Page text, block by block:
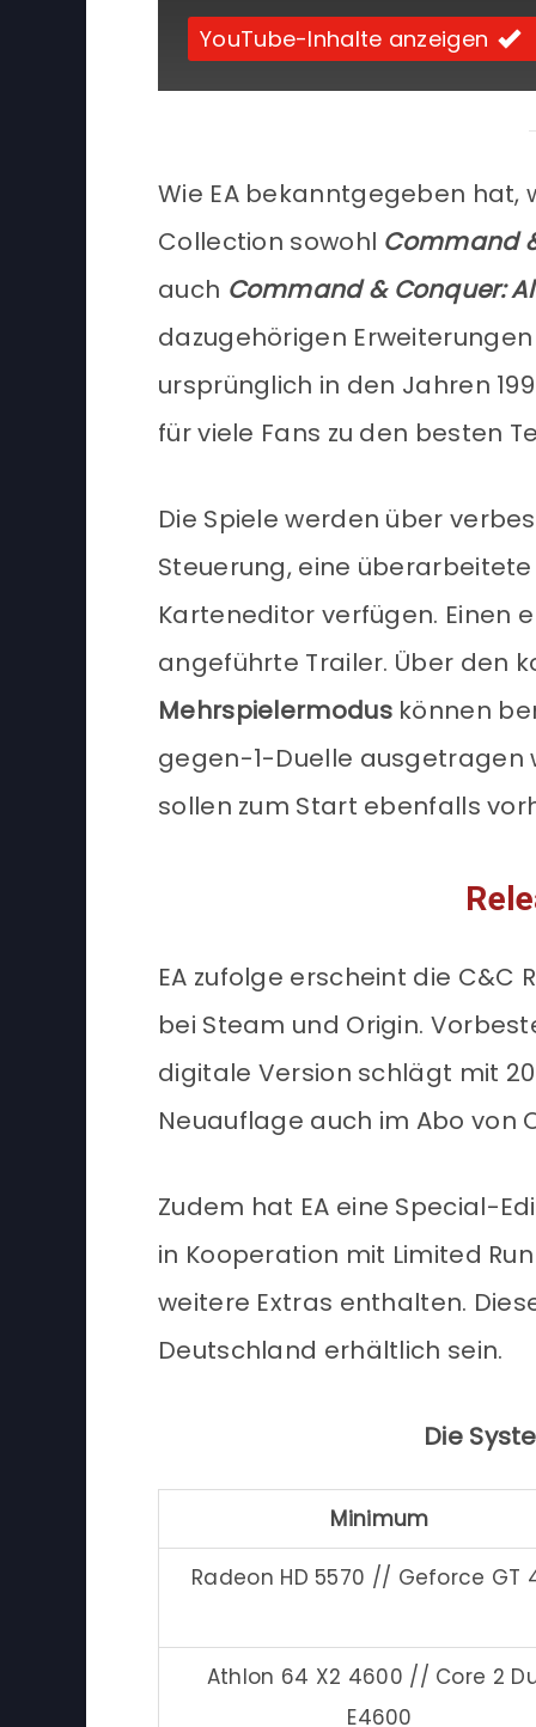
YouTube-Inhalte anzeigen
Wie EA bekanntgegeben hat,
Collection sowohl Command
auch Command & Conquer:
dazugehörigen
ursprünglich in den Jahren
für viele Fans zu den besten
Die Spiele werden über
Steuerung, eine
Karteneditor verfügen. Einen
angeführte Trailer. Über den
Mehrspielermodus können
gegen-1-Duelle ausgetragen
sollen zum Start ebenfalls
EA zufolge erscheint die
bei Steam und Origin.
digitale Version schlägt mit
Neuauflage auch im Abo von
Zudem hat EA eine Special-
in Kooperation mit Limited
weitere Extras enthalten.
Deutschland erhältlich sein.
Die
Minimum
Radeon HD 5570 // Geforce GT
Athlon 64 X2 4600 // Core 2
E4600